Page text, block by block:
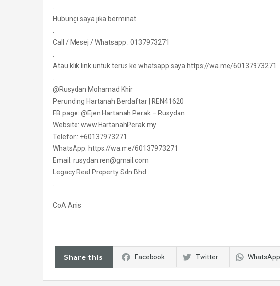
.
Hubungi saya jika berminat
.
Call / Mesej / Whatsapp : 0137973271
.
Atau klik link untuk terus ke whatsapp saya https://wa.me/60137973271
.
@Rusydan Mohamad Khir
Perunding Hartanah Berdaftar | REN41620
FB page: @Ejen Hartanah Perak – Rusydan
Website: www.HartanahPerak.my
Telefon: +60137973271
WhatsApp: https://wa.me/60137973271
Email: rusydan.ren@gmail.com
Legacy Real Property Sdn Bhd
.
CoA Anis
Share this Facebook Twitter WhatsApp